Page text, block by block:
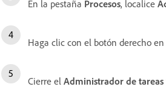
En la pestaña Procesos, localice
Haga clic con el botón derecho en
Cierre el Administrador de tareas